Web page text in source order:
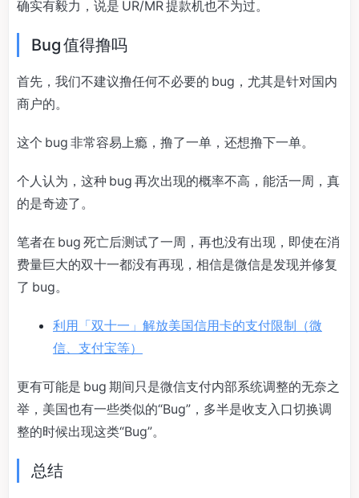
确实有毅力，说是 UR/MR 提款机也不为过。
Bug 值得撸吗
首先，我们不建议撸任何不必要的 bug，尤其是针对国内
商户的。
这个 bug 非常容易上瘾，撸了一单，还想撸下一单。
个人认为，这种 bug 再次出现的概率不高，能活一周，真
的是奇迹了。
笔者在 bug 死亡后测试了一周，再也没有出现，即使在消
费量巨大的双十一都没有再现，相信是微信是发现并修复
了 bug。
利用「双十一」解放美国信用卡的支付限制（微
信、支付宝等）
更有可能是 bug 期间只是微信支付内部系统调整的无奈之
举，美国也有一些类似的“Bug”，多半是收支入口切换调
整的时候出现这类“Bug”。
总结